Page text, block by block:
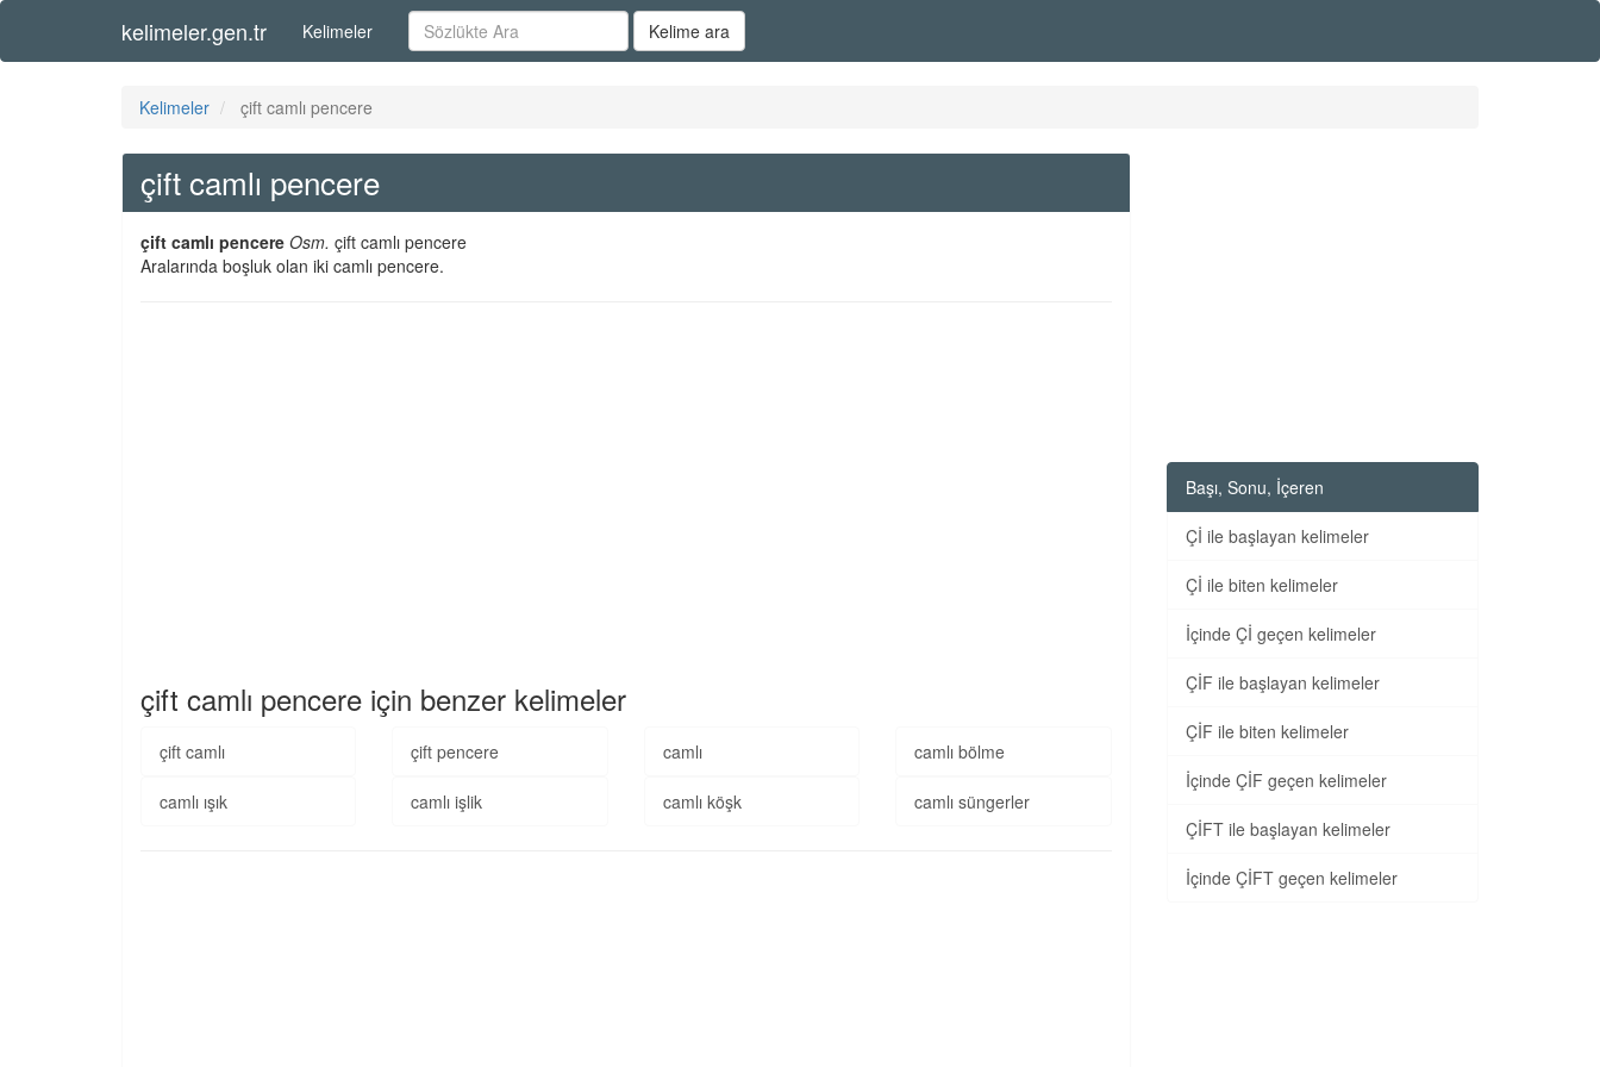
kelimeler.gen.tr Kelimeler Kelime ara
Kelimeler çift camlı pencere
çift camlı pencere
çift camlı pencere Osm. çift camlı pencere
Aralarında boşluk olan iki camlı pencere.
çift camlı pencere için benzer kelimeler
çift camlı çift pencere camlı camlı bölme
camlı ışık camlı işlik camlı köşk camlı süngerler
Başı, Sonu, İçeren
Çİ ile başlayan kelimeler
Çİ ile biten kelimeler
İçinde Çİ geçen kelimeler
ÇİF ile başlayan kelimeler
ÇİF ile biten kelimeler
İçinde ÇİF geçen kelimeler
ÇİFT ile başlayan kelimeler
İçinde ÇİFT geçen kelimeler